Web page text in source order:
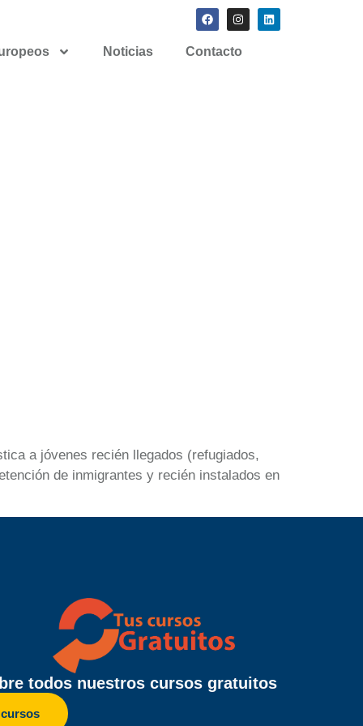
Noticias Contacto
a jóvenes recién llegados (refugiados,
de inmigrantes y recién instalados en
todos nuestros cursos gratuitos